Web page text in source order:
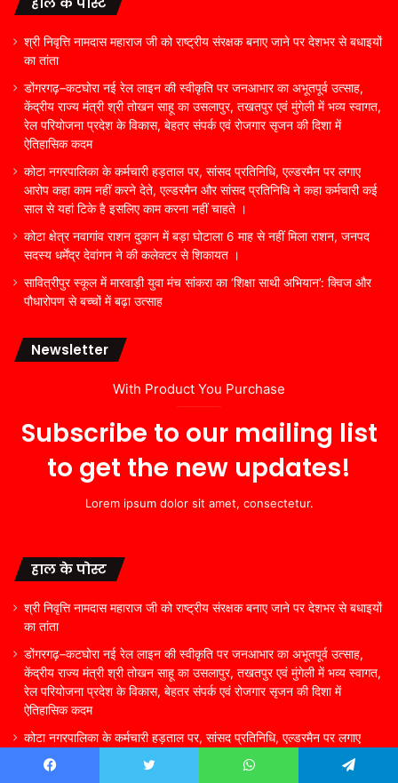
श्री निवृत्ति नामदास महाराज जी को राष्ट्रीय संरक्षक बनाए जाने पर देशभर से बधाइयों
का तांता
डोंगरगढ़–कटघोरा नई रेल लाइन की स्वीकृति पर जनआभार का अभूतपूर्व उत्साह,
केंद्रीय राज्य मंत्री श्री तोखन साहू का उसलापुर, तखतपुर एवं मुंगेली में भव्य स्वागत,
रेल परियोजना प्रदेश के विकास, बेहतर संपर्क एवं रोजगार सृजन की दिशा में
ऐतिहासिक कदम
कोटा नगरपालिका के कर्मचारी हड़ताल पर, सांसद प्रतिनिधि, एल्डरमैन पर लगाए
आरोप कहा काम नहीं करने देते, एल्डरमैन और सांसद प्रतिनिधि ने कहा कर्मचारी कई
साल से यहां टिके है इसलिए काम करना नहीं चाहते ।
कोटा क्षेत्र नवागांव राशन दुकान में बड़ा घोटाला 6 माह से नहीं मिला राशन, जनपद
सदस्य धर्मेंद्र देवांगन ने की कलेक्टर से शिकायत ।
सावित्रीपुर स्कूल में मारवाड़ी युवा मंच सांकरा का ‘शिक्षा साथी अभियान’: क्विज और
पौधारोपण से बच्चों में बढ़ा उत्साह
Newsletter
With Product You Purchase
Subscribe to our mailing list
to get the new updates!
Lorem ipsum dolor sit amet, consectetur.
हाल के पोस्ट
श्री निवृत्ति नामदास महाराज जी को राष्ट्रीय संरक्षक बनाए जाने पर देशभर से बधाइयों
का तांता
डोंगरगढ़–कटघोरा नई रेल लाइन की स्वीकृति पर जनआभार का अभूतपूर्व उत्साह,
केंद्रीय राज्य मंत्री श्री तोखन साहू का उसलापुर, तखतपुर एवं मुंगेली में भव्य स्वागत,
रेल परियोजना प्रदेश के विकास, बेहतर संपर्क एवं रोजगार सृजन की दिशा में
ऐतिहासिक कदम
कोटा नगरपालिका के कर्मचारी हड़ताल पर, सांसद प्रतिनिधि, एल्डरमैन पर लगाए
आरोप कहा काम नहीं करने देते, एल्डरमैन और सांसद प्रतिनिधि ने कहा कर्मचारी कई
साल से यहां टिके है इसलिए काम करना नहीं चाहते ।